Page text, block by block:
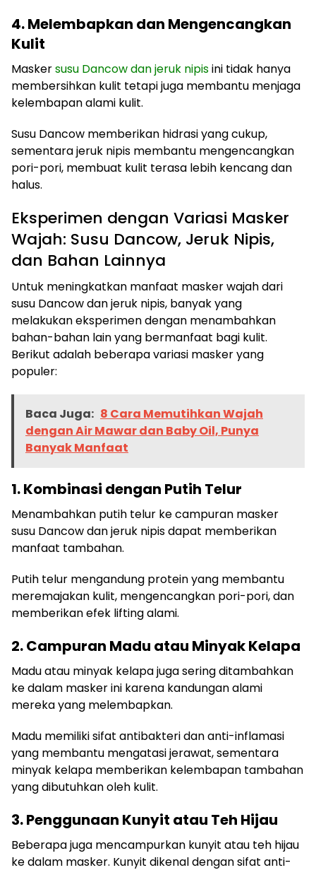
4. Melembapkan dan Mengencangkan
Kulit
Maskersusu Dancow dan jeruk nipisini tidak hanya
membersihkan kulit tetapi juga membantu menjaga
kelembapan alami kulit.
Susu Dancow memberikan hidrasi yang cukup,
sementara jeruk nipis membantu mengencangkan
pori-pori, membuat kulit terasa lebih kencang dan
halus.
Eksperimen dengan Variasi Masker
Wajah: Susu Dancow, Jeruk Nipis,
dan Bahan Lainnya
Untuk meningkatkan manfaat masker wajah dari
susu Dancow dan jeruk nipis, banyak yang
melakukan eksperimen dengan menambahkan
bahan-bahan lain yang bermanfaat bagi kulit.
Berikut adalah beberapa variasi masker yang
populer:
Baca Juga: 8 Cara Memutihkan Wajah
dengan Air Mawar dan Baby Oil, Punya
Banyak Manfaat
1. Kombinasi dengan Putih Telur
Menambahkan putih telur ke campuran masker
susu Dancow dan jeruk nipis dapat memberikan
manfaat tambahan.
Putih telur mengandung protein yang membantu
meremajakan kulit, mengencangkan pori-pori, dan
memberikan efek lifting alami.
2. Campuran Madu atau Minyak Kelapa
Madu atau minyak kelapa juga sering ditambahkan
ke dalam masker ini karena kandungan alami
mereka yang melembapkan.
Madu memiliki sifat antibakteri dan anti-inflamasi
yang membantu mengatasi jerawat, sementara
minyak kelapa memberikan kelembapan tambahan
yang dibutuhkan oleh kulit.
3. Penggunaan Kunyit atau Teh Hijau
Beberapa juga mencampurkan kunyit atau teh hijau
ke dalam masker. Kunyit dikenal dengan sifat anti-